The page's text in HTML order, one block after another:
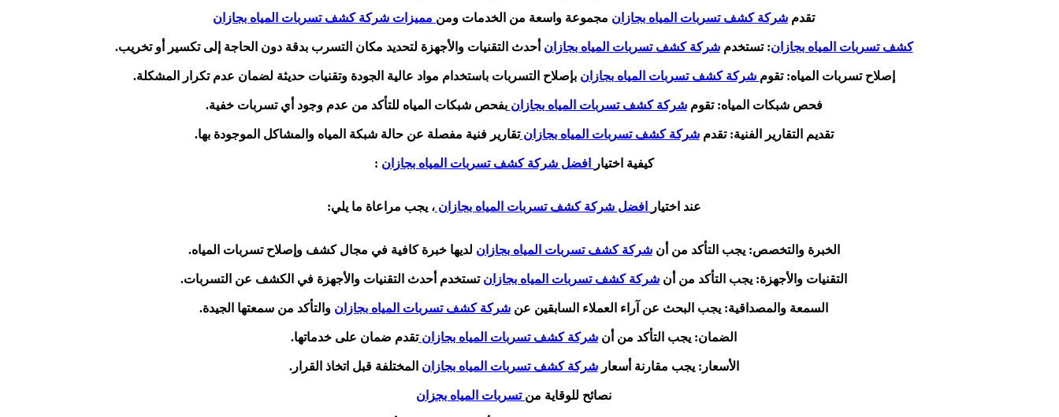
تقدم شركة كشف تسربات المياه بجازان مجموعة واسعة من الخدمات ومن مميزات شركة كشف تسربات المياه بجازان
كشف تسربات المياه بجازان: تستخدمشركة كشف تسربات المياه بجازان أحدث التقنيات والأجهزة لتحديد مكان التسرب بدقة دون الحاجة إلى تكسير أو تخريب.
إصلاح تسربات المياه: تقوم شركة كشف تسربات المياه بجازان بإصلاح التسربات باستخدام مواد عالية الجودة وتقنيات حديثة لضمان عدم تكرار المشكلة.
فحص شبكات المياه: تقومشركة كشف تسربات المياه بجازانبفحص شبكات المياه للتأكد من عدم وجود أي تسربات خفية.
تقديم التقارير الفنية: تقدمشركة كشف تسربات المياه بجازانتقارير فنية مفصلة عن حالة شبكة المياه والمشاكل الموجودة بها.
كيفية اختيار افضل شركة كشف تسربات المياه بجازان :
عند اختيار افضل شركة كشف تسربات المياه بجازان، يجب مراعاة ما يلي:
الخبرة والتخصص: يجب التأكد من أنشركة كشف تسربات المياه بجازان لديها خبرة كافية في مجال كشف وإصلاح تسربات المياه.
التقنيات والأجهزة: يجب التأكد من أن شركة كشف تسربات المياه بجازان تستخدم أحدث التقنيات والأجهزة في الكشف عن التسربات.
السمعة والمصداقية: يجب البحث عن آراء العملاء السابقين عن شركة كشف تسربات المياه بجازان والتأكد من سمعتها الجيدة.
الضمان: يجب التأكد من أن شركة كشف تسربات المياه بجازانتقدم ضمان على خدماتها.
الأسعار: يجب مقارنة أسعارشركة كشف تسربات المياه بجازان المختلفة قبل اتخاذ القرار.
نصائح للوقاية من تسربات المياه بجزان